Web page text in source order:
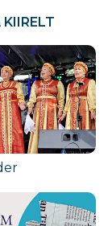
ja
unikaalse
on esindatud
erilise
kui ka
aastaringselt
KIIRELT